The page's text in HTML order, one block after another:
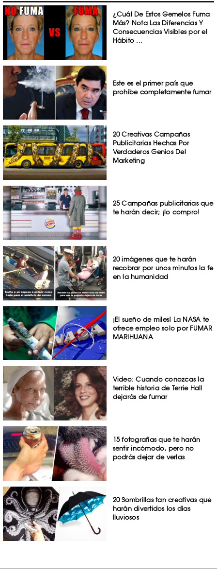
¿Cuál De Estos Gemelos Fuma
Más? Nota Las Diferencias Y
Consecuencias Visibles por el
Hábito ...
Este es el primer país que
prohíbe completamente fumar
20 Creativas Campañas
Publicitarias Hechas Por
Verdaderos Genios Del
Marketing
25 Campañas publicitarias que
te harán decir; ¡lo compro!
20 imágenes que te harán
recobrar por unos minutos la fe
en la humanidad
¡El sueño de miles! La NASA te
ofrece empleo solo por FUMAR
MARIHUANA
Video: Cuando conozcas la
terrible historia de Terrie Hall
dejarás de fumar
15 fotografías que te harán
sentir incómodo, pero no
podrás dejar de verlas
20 Sombrillas tan creativas que
harán divertidos los días
lluviosos